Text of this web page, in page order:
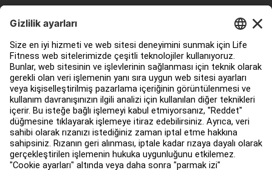
Müşteri Hizmetleri
Fitness Tesis Tasarımı ve Düzenlemesi
Hizmet Merkezi
Eğitim Merkezi
Hakkında
Bir Distribütör Bul
Mağaza bul